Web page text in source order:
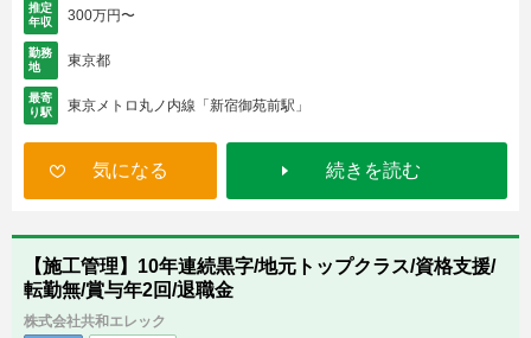
推定
年収
300万円〜
勤務
地
東京都
最寄
り駅
東京メトロ丸ノ内線「新宿御苑前駅」
気になる 続きを読む
【施工管理】10年連続黒字/地元トップクラス/資格支援/
転勤無/賞与年2回/退職金
株式会社共和エレック